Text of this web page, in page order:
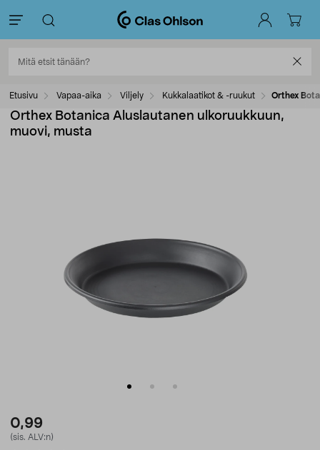
Etusivu Vapaa-aika Viljely Kukkalaatikot & -ruukut Orthex
Orthex Botanica Aluslautanen ulkoruukkuun,
muovi, musta
0,99
(sis. ALV:n)